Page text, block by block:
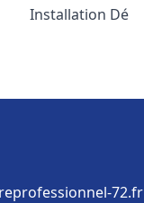
Installation Dé
72.fr